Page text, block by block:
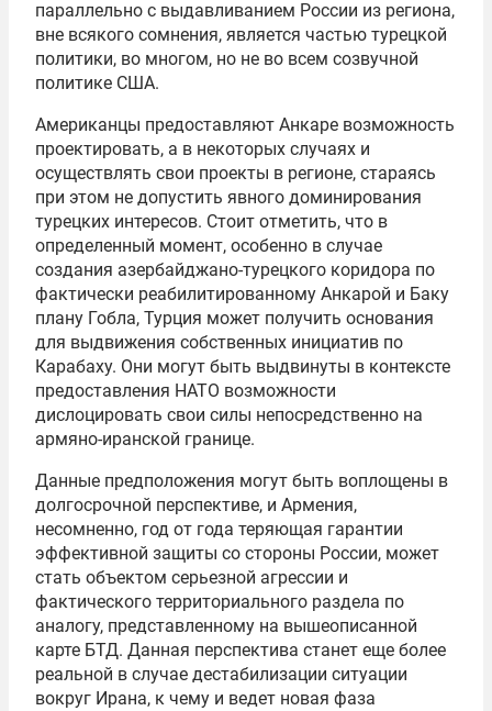
параллельно с выдавливанием России из региона,
вне всякого сомнения, является частью турецкой
политики, во многом, но не во всем созвучной
политике США.
Американцы предоставляют Анкаре возможность
проектировать, а в некоторых случаях и
осуществлять свои проекты в регионе, стараясь
при этом не допустить явного доминирования
турецких интересов. Стоит отметить, что в
определенный момент, особенно в случае
создания азербайджано-турецкого коридора по
фактически реабилитированному Анкарой и Баку
плану Гобла, Турция может получить основания
для выдвижения собственных инициатив по
Карабаху. Они могут быть выдвинуты в контексте
предоставления НАТО возможности
дислоцировать свои силы непосредственно на
армяно-иранской границе.
Данные предположения могут быть воплощены в
долгосрочной перспективе, и Армения,
несомненно, год от года теряющая гарантии
эффективной защиты со стороны России, может
стать объектом серьезной агрессии и
фактического территориального раздела по
аналогу, представленному на вышеописанной
карте БТД. Данная перспектива станет еще более
реальной в случае дестабилизации ситуации
вокруг Ирана, к чему и ведет новая фаза